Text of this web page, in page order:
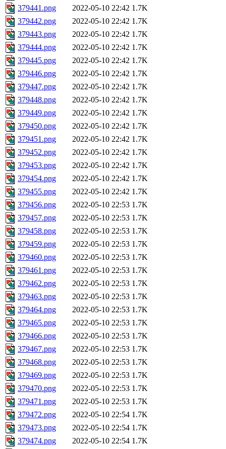
379441.png
2022-05-10 22:42 1.7K
379442.png
2022-05-10 22:42 1.7K
379443.png
2022-05-10 22:42 1.7K
379444.png
2022-05-10 22:42 1.7K
379445.png
2022-05-10 22:42 1.7K
379446.png
2022-05-10 22:42 1.7K
379447.png
2022-05-10 22:42 1.7K
379448.png
2022-05-10 22:42 1.7K
379449.png
2022-05-10 22:42 1.7K
379450.png
2022-05-10 22:42 1.7K
379451.png
2022-05-10 22:42 1.7K
379452.png
2022-05-10 22:42 1.7K
379453.png
2022-05-10 22:42 1.7K
379454.png
2022-05-10 22:42 1.7K
379455.png
2022-05-10 22:42 1.7K
379456.png
2022-05-10 22:53 1.7K
379457.png
2022-05-10 22:53 1.7K
379458.png
2022-05-10 22:53 1.7K
379459.png
2022-05-10 22:53 1.7K
379460.png
2022-05-10 22:53 1.7K
379461.png
2022-05-10 22:53 1.7K
379462.png
2022-05-10 22:53 1.7K
379463.png
2022-05-10 22:53 1.7K
379464.png
2022-05-10 22:53 1.7K
379465.png
2022-05-10 22:53 1.7K
379466.png
2022-05-10 22:53 1.7K
379467.png
2022-05-10 22:53 1.7K
379468.png
2022-05-10 22:53 1.7K
379469.png
2022-05-10 22:53 1.7K
379470.png
2022-05-10 22:53 1.7K
379471.png
2022-05-10 22:53 1.7K
379472.png
2022-05-10 22:54 1.7K
379473.png
2022-05-10 22:54 1.7K
379474.png
2022-05-10 22:54 1.7K